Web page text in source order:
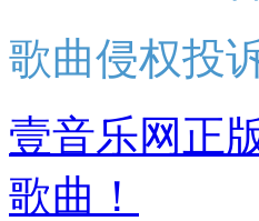
歌曲侵权投
壹音乐网正
歌曲！